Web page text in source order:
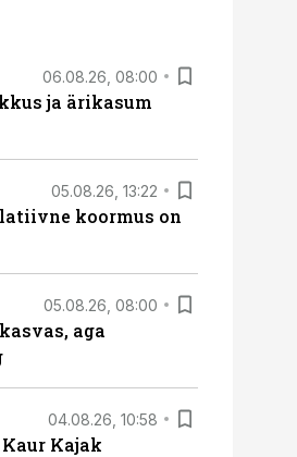
06.08.26, 08:00
ja ärikasum
05.08.26, 13:22
koormus on
05.08.26, 08:00
aga
04.08.26, 10:58
Kajak